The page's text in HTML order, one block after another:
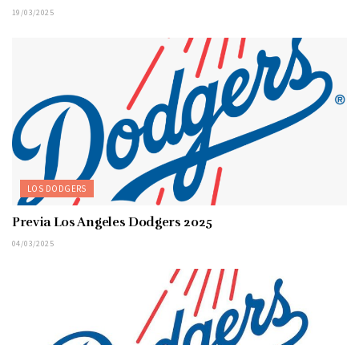
19/03/2025
LOS DODGERS
Previa Los Angeles Dodgers 2025
04/03/2025